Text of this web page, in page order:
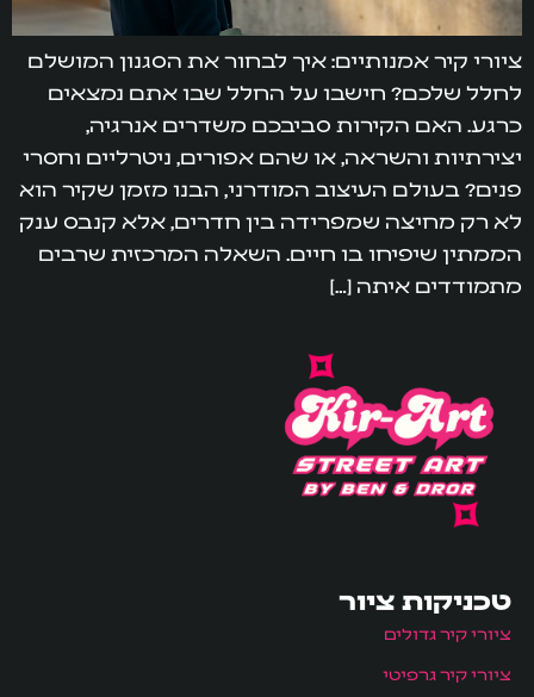
ציורי קיר אמנותיים: איך לבחור את הסגנון המושלם
לחלל שלכם? חישבו על החלל שבו אתם נמצאים
כרגע. האם הקירות סביבכם משדרים אנרגיה,
יצירתיות והשראה, או שהם אפורים, ניטרליים וחסרי
פנים? בעולם העיצוב המודרני, הבנו מזמן שקיר הוא
לא רק מחיצה שמפרידה בין חדרים, אלא קנבס ענק
הממתין שיפיחו בו חיים. השאלה המרכזית שרבים
מתמודדים איתה […]
טכניקות ציור
ציורי קיר גדולים
ציורי קיר גרפיטי